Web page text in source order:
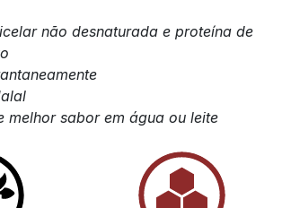
não desnaturada e proteína de
melhor sabor em água ou leite